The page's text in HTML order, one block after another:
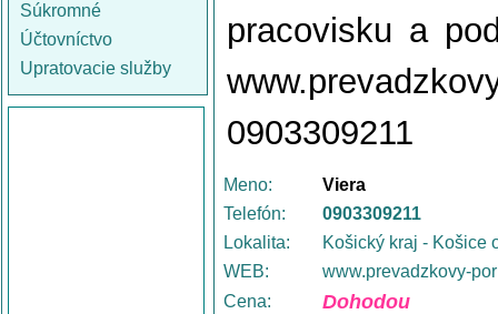
Súkromné
Účtovníctvo
Upratovacie služby
pracovisku a
0903309211
Meno:
Viera
Telefón:
0903309211
Lokalita:
Košický kraj - Košice
WEB:
www.prevadzkovy-
Cena:
Dohodou